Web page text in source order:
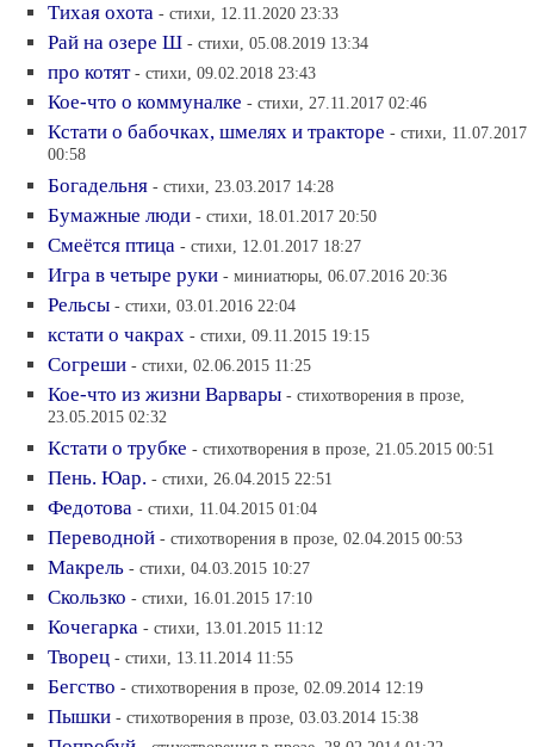
Тихая охота - стихи, 12.11.2020 23:33
Рай на озере Ш - стихи, 05.08.2019 13:34
про котят - стихи, 09.02.2018 23:43
Кое-что о коммуналке - стихи, 27.11.2017 02:46
Кстати о бабочках, шмелях и тракторе - стихи, 11.07.2017
00:58
Богадельня - стихи, 23.03.2017 14:28
Бумажные люди - стихи, 18.01.2017 20:50
Смеётся птица - стихи, 12.01.2017 18:27
Игра в четыре руки - миниатюры, 06.07.2016 20:36
Рельсы - стихи, 03.01.2016 22:04
кстати о чакрах - стихи, 09.11.2015 19:15
Согреши - стихи, 02.06.2015 11:25
Кое-что из жизни Варвары - стихотворения в прозе,
23.05.2015 02:32
Кстати о трубке - стихотворения в прозе, 21.05.2015 00:51
Пень. Юар. - стихи, 26.04.2015 22:51
Федотова - стихи, 11.04.2015 01:04
Переводной - стихотворения в прозе, 02.04.2015 00:53
Макрель - стихи, 04.03.2015 10:27
Скользко - стихи, 16.01.2015 17:10
Кочегарка - стихи, 13.01.2015 11:12
Творец - стихи, 13.11.2014 11:55
Бегство - стихотворения в прозе, 02.09.2014 12:19
Пышки - стихотворения в прозе, 03.03.2014 15:38